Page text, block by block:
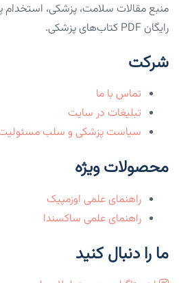
منبع مقالات سلامت، پزشکی، استخدام
رایگان PDF کتاب‌های پزشکی.
شرکت
تماس با ما
تبلیغات در سایت
سیاست پزشکی و سلب
محصولات ویژه
راهنمای علمی اوزمپیک
راهنمای علمی ساکسندا
ما را دنبال کنید